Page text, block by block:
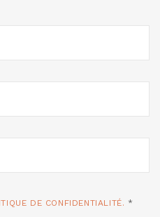
DE CONFIDENTIALITÉ. *